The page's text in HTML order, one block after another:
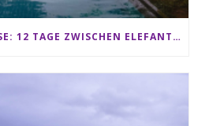
SRI LANKA RUNDREISE: 12 TAGE ZWISCHEN ELEFANTEN, TEEPLANTAGEN & STRAND ALS FAMILIE